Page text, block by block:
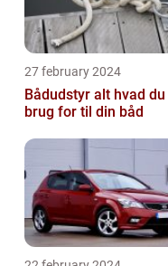
27 february 2024
Bådudstyr alt hvad du har
brug for til din båd